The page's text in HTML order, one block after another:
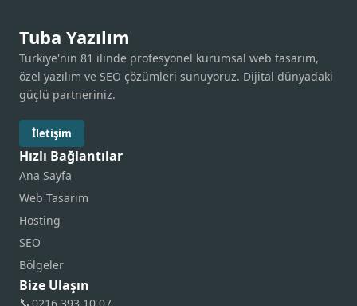
Tuba Yazılım
Türkiye'nin 81 ilinde profesyonel kurumsal web tasarım,
özel yazılım ve SEO çözümleri sunuyoruz. Dijital dünyadaki
güçlü partneriniz.
İletişim
Hızlı Bağlantılar
Ana Sayfa
Web Tasarım
Hosting
SEO
Bölgeler
Bize Ulaşın
0216 393 10 07